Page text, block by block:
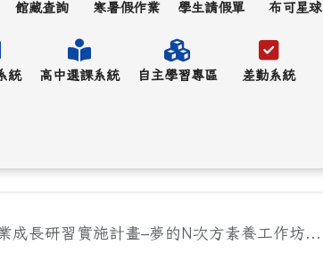
館藏查詢 寒暑假作業 學生請假單 布可星球
統 高中選課系統 自主學習專區 差勤系統
成長研習實施計畫–夢的N次方素養工作坊...